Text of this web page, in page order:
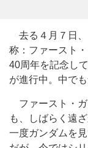
去る４月７日、
称：ファースト
40周年を記念し
が進行中。中で
ファースト・ガ
も、しばらく遠
一度ガンダムを